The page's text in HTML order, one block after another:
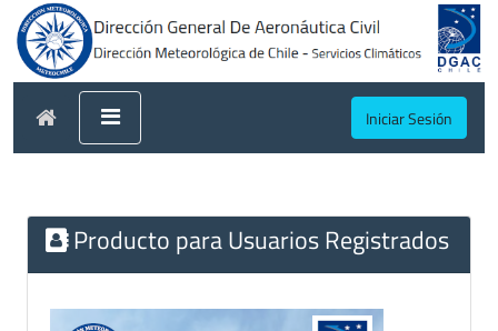
Iniciar Sesión
Producto para Usuarios Registrados